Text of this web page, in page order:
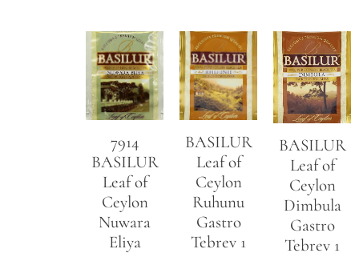
7914
BASILUR
Leaf of
Ceylon
Nuwara
Eliya
BASILUR
Leaf of
Ceylon
Ruhunu
Gastro
Tebrev 1
BASILUR
Leaf of
Ceylon
Dimbula
Gastro
Tebrev 1